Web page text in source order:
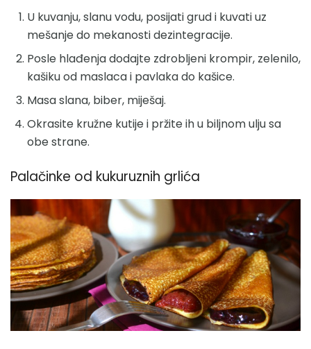
U kuvanju, slanu vodu, posijati grud i kuvati uz
mešanje do mekanosti dezintegracije.
Posle hlađenja dodajte zdrobljeni krompir, zelenilo,
kašiku od maslaca i pavlaka do kašice.
Masa slana, biber, miješaj.
Okrasite kružne kutije i pržite ih u biljnom ulju sa
obe strane.
Palačinke od kukuruznih grlića